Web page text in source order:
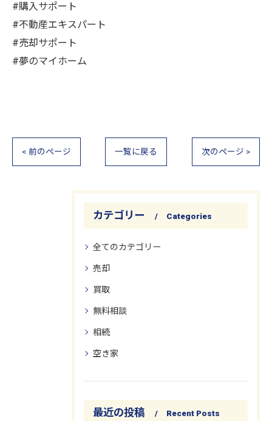
#購入サポート
#不動産エキスパート
#売却サポート
#夢のマイホーム
< 前のページ 一覧に戻る 次のページ >
カテゴリー Categories
全てのカテゴリー
売却
買取
無料相談
相続
空き家
最近の投稿 Recent Posts